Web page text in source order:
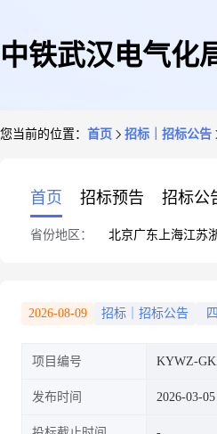
中铁武汉电气化
KYRD-
您当前的位置： 首页 招标｜招标公告
首页 招标预告 招标公
省份地区： 北京广东 上海江苏
2026-08-09 招标｜招标公告
项目编号 KYWZ-
发布时间 2026-03-